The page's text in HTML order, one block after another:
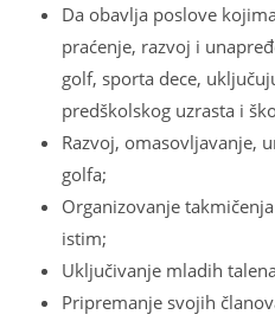
Da obavlja poslove
praćenje, razvoj i
golf, sporta dece,
predškolskog uzrasta i
Razvoj, omasovljavanje,
golfa;
Organizovanje
istim;
Uključivanje mladih
Pripremanje svojih